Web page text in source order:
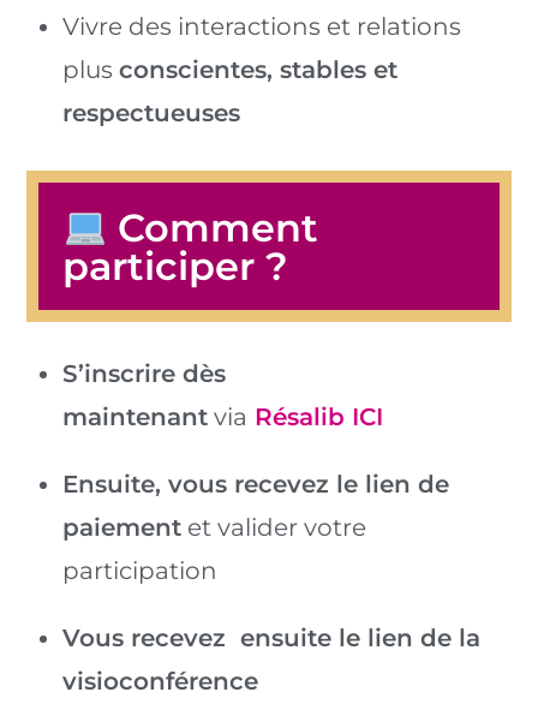
Vivre des interactions et relations
plusconscientes, stables et
respectueuses
Comment
participer ?
S’inscrire dès
maintenant via Résalib ICI
Ensuite, vous recevez le lien de
paiement et valider votre
participation
Vous recevez ensuite le lien de la
visioconférence